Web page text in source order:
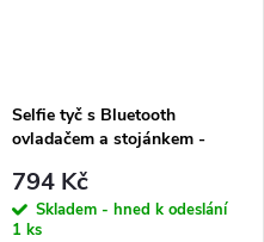
Selfie tyč s Bluetooth
ovladačem a stojánkem -
Stick Tripod Black
794 Kč
Skladem - hned k odeslání
1 ks